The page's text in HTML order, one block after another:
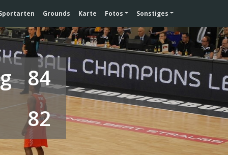
Grounds Karte Fotos Sonstiges
84
82